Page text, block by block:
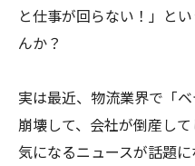
と仕事が回らない！」と
んか？
実は最近、物流業界で「
崩壊して、会社が倒産し
気になるニュースが話題